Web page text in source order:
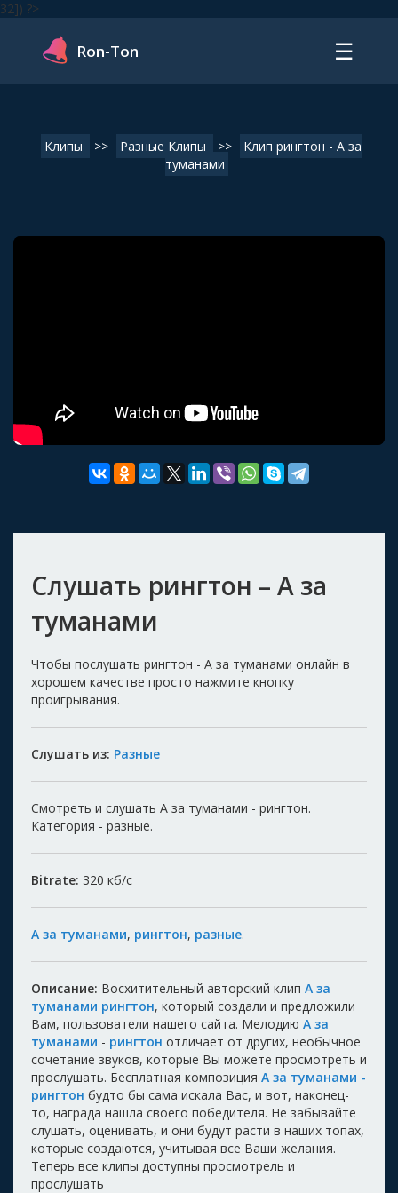
32]) ?>
Ron-Ton ☰
Клипы >> Разные Клипы >>
Клип рингтон - А за
туманами
Слушать рингтон – А за
туманами
Чтобы послушать рингтон - А за туманами онлайн в
хорошем качестве просто нажмите кнопку
проигрывания.
Слушать из: Разные
Смотреть и слушать А за туманами - рингтон.
Категория - разные.
Bitrate: 320 кб/с
А за туманами, рингтон, разные.
Описание: Восхитительный авторский клип А за
туманами рингтон, который создали и предложили
Вам, пользователи нашего сайта. Мелодию А за
туманами - рингтон отличает от других, необычное
сочетание звуков, которые Вы можете просмотреть и
прослушать. Бесплатная композиция А за туманами -
рингтон будто бы сама искала Вас, и вот, наконец-
то, награда нашла своего победителя. Не забывайте
слушать, оценивать, и они будут расти в наших топах,
которые создаются, учитывая все Ваши желания.
Теперь все клипы доступны просмотрель и
прослушать